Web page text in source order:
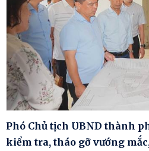
Phó Chủ tịch UBND thành
kiểm tra, tháo gỡ vướng